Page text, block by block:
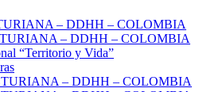
– DDHH – COLOMBIA
– DDHH – COLOMBIA
“Territorio y Vida”
– DDHH – COLOMBIA